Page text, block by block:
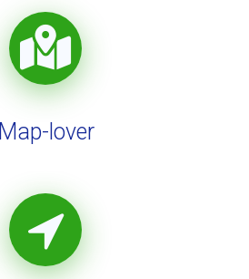
Map-lover